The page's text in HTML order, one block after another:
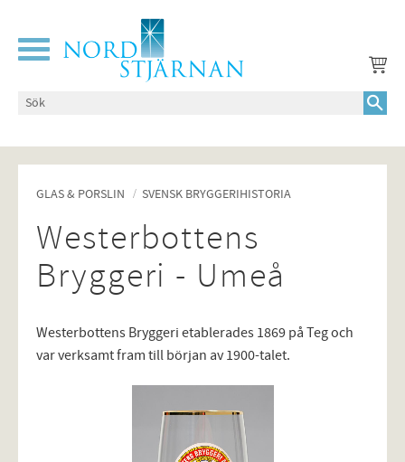
Meny
GLAS & PORSLIN SVENSK BRYGGERIHISTORIA
Westerbottens
Bryggeri - Umeå
Westerbottens Bryggeri etablerades 1869 på Teg och
var verksamt fram till början av 1900-talet.